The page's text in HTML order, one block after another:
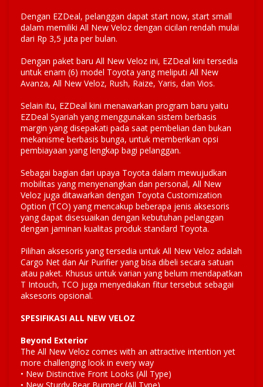
Dengan EZDeal, pelanggan dapat start now, start small
dalam memiliki All New Veloz dengan cicilan rendah mulai
dari Rp 3,5 juta per bulan.
Dengan paket baru All New Veloz ini, EZDeal kini tersedia
untuk enam (6) model Toyota yang meliputi All New
Avanza, All New Veloz, Rush, Raize, Yaris, dan Vios.
Selain itu, EZDeal kini menawarkan program baru yaitu
EZDeal Syariah yang menggunakan sistem berbasis
margin yang disepakati pada saat pembelian dan bukan
mekanisme berbasis bunga, untuk memberikan opsi
pembiayaan yang lengkap bagi pelanggan.
Sebagai bagian dari upaya Toyota dalam mewujudkan
mobilitas yang menyenangkan dan personal, All New
Veloz juga ditawarkan dengan Toyota Customization
Option (TCO) yang mencakup beberapa jenis aksesoris
yang dapat disesuaikan dengan kebutuhan pelanggan
dengan jaminan kualitas produk standard Toyota.
Pilihan aksesoris yang tersedia untuk All New Veloz adalah
Cargo Net dan Air Purifier yang bisa dibeli secara satuan
atau paket. Khusus untuk varian yang belum mendapatkan
T Intouch, TCO juga menyediakan fitur tersebut sebagai
aksesoris opsional.
SPESIFIKASI ALL NEW VELOZ
Beyond Exterior
The All New Veloz comes with an attractive intention yet
more challenging look in every way
• New Distinctive Front Looks (All Type)